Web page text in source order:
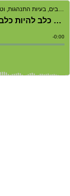
מחשבות של כלב | פודקאסט על כלבים, בעיות התנהגות, וטרינריה, תזונה ועוד
פרק 183 | פריקת אנרגיה מנטלית: הסיבות שהיא חשובה, רעיונות לפי רמת אילוף ואיך להפוך כלב להיות כלב חושב.
Time
-0:00